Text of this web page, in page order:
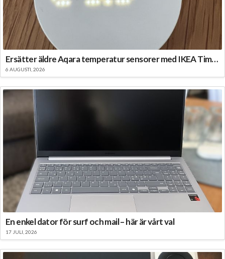
Ersätter äldre Aqara temperatur sensorer med IKEA Timmerflotte
6 AUGUSTI, 2026
En enkel dator för surf och mail – här är vårt val
17 JULI, 2026